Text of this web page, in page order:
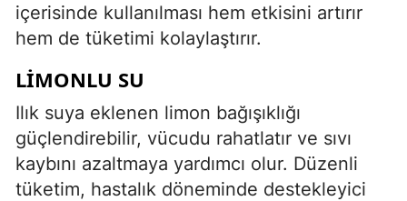
içerisinde kullanılması hem etkisini artırır
hem de tüketimi kolaylaştırır.
LIMONLU SU
Ilık suya eklenen limon bağışıklığı
güçlendirebilir, vücudu rahatlatır ve sıvı
kaybını azaltmaya yardımcı olur. Düzenli
tüketim, hastalık döneminde destekleyici